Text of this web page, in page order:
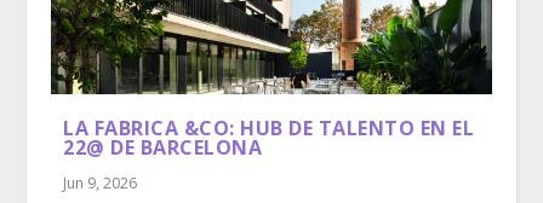
LA FABRICA &CO: HUB DE TALENTO EN EL
22@ DE BARCELONA
Jun 9, 2026